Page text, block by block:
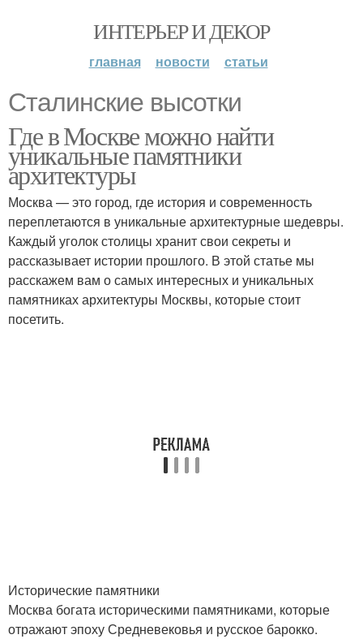
ИНТЕРЬЕР И ДЕКОР
главная новости статьи
Сталинские высотки
Где в Москве можно найти
уникальные памятники
архитектуры
Москва — это город, где история и современность
переплетаются в уникальные архитектурные шедевры.
Каждый уголок столицы хранит свои секреты и
рассказывает истории прошлого. В этой статье мы
расскажем вам о самых интересных и уникальных
памятниках архитектуры Москвы, которые стоит
посетить.
Исторические памятники
Москва богата историческими памятниками, которые
отражают эпоху Средневековья и русское барокко.